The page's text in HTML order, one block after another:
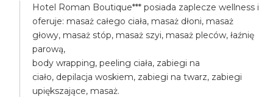
Hotel Roman Boutique*** posiada zaplecze wellness i
oferuje: masaż całego ciała, masaż dłoni, masaż
głowy, masaż stóp, masaż szyi, masaż pleców, łaźnię
parową,
body wrapping, peeling ciała, zabiegi na
ciało, depilacja woskiem, zabiegi na twarz, zabiegi
upiększające, masaż.